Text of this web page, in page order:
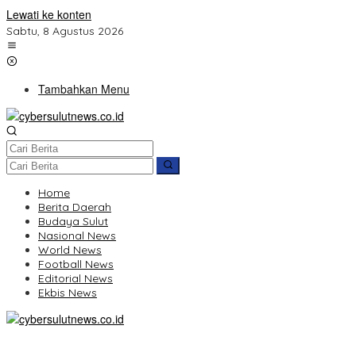
Lewati ke konten
Sabtu, 8 Agustus 2026
Tambahkan Menu
Home
Berita Daerah
Budaya Sulut
Nasional News
World News
Football News
Editorial News
Ekbis News